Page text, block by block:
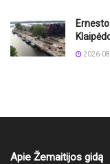
2026-
Apie Žemaitijos gidą